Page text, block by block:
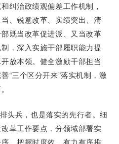
纠治政绩观偏差工作机制，
、锐意改革、实绩突出、清
既当改革促进派、又当改革
，深入实施干部履职能力提
放本领。健全激励干部担当
“三个区分开来”落实机制，激
头兵，也是落实的先行者。细
革工作要点，分领域部署实